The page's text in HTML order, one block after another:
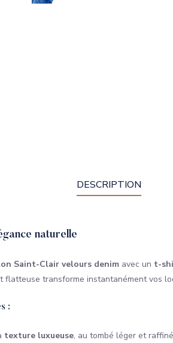
DESCRIPTION
naturelle
Saint-Clair velours denim avec un t-
flatteuse transforme instantanément vos
:
texture luxueuse, au tombé léger et raffiné